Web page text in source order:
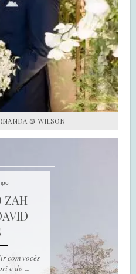
& WILSON
ZAH
com vocês
e do ...